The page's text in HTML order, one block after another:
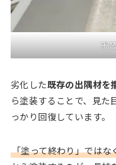
張
劣化した既存の出隅材を
ら塗装することで、見た
っかり回復しています。
「塗って終わり」ではな